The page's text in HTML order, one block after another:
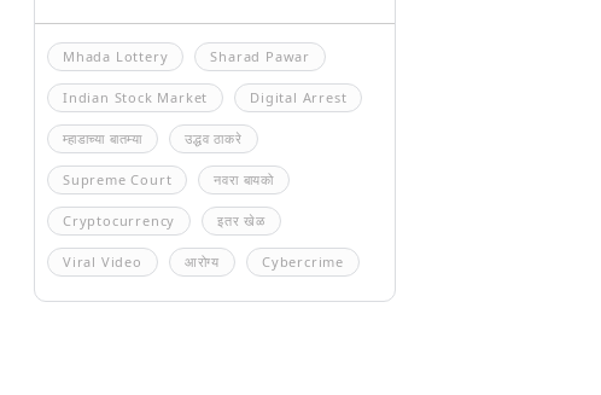
Mhada Lottery Sharad Pawar
Indian Stock Market Digital Arrest
म्हाडाच्या बातम्या उद्धव ठाकरे
Supreme Court नवरा बायको
Cryptocurrency इतर खेळ
Viral Video आरोग्य Cybercrime